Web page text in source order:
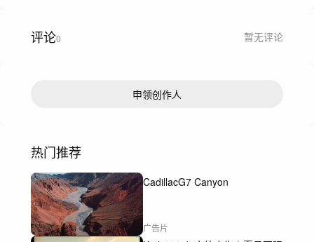
评论0 暂无评论
申领创作人
热门推荐
CadillacG7 Canyon
广告片